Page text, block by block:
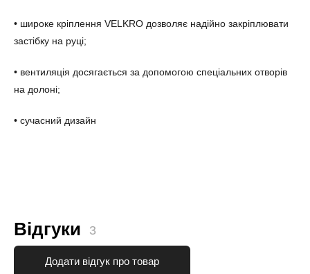
• широке кріплення VELKRO дозволяє надійно закріплювати
застібку на руці;
• вентиляція досягається за допомогою спеціальних отворів
на долоні;
• сучасний дизайн
Відгуки 3
Додати відгук про товар